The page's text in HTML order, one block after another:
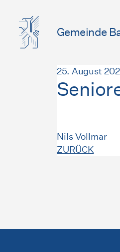
Gemeinde
25. August
Nils Vollmar
ZURÜCK